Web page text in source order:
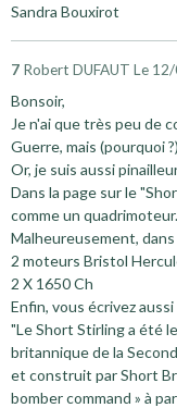
Sandra Bouxirot
7 Robert DUFAUT Le
Bonsoir,
Je n'ai que très peu de
Guerre, mais (pourquoi
Or, je suis aussi
Dans la page sur le
comme un quadrimoteur.
Malheureusement,
2 moteurs Bristol
2 X 1650 Ch
Enfin, vous écrivez aussi
"Le Short Stirling a été
britannique de la
et construit par Short
bomber command » à